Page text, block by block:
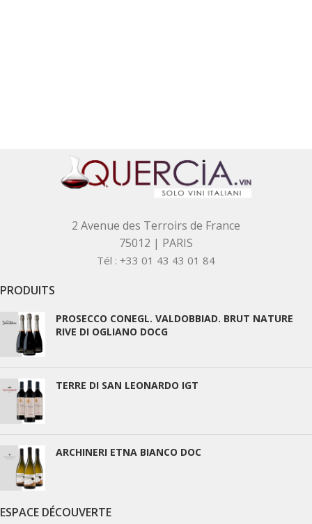
2 Avenue des Terroirs de France
75012 | PARIS
Tél : +33 01 43 43 01 84
PRODUITS
PROSECCO CONEGL. VALDOBBIAD. BRUT NATURE
RIVE DI OGLIANO DOCG
TERRE DI SAN LEONARDO IGT
ARCHINERI ETNA BIANCO DOC
ESPACE DÉCOUVERTE